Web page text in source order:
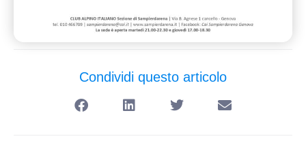
Condividi questo articolo